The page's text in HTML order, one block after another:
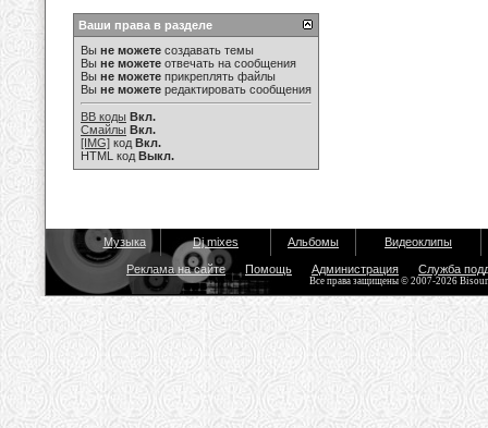
Ваши права в разделе
Вы не можете создавать темы
Вы не можете отвечать на сообщения
Вы не можете прикреплять файлы
Вы не можете редактировать сообщения
BB коды Вкл.
Смайлы Вкл.
[IMG] код Вкл.
HTML код Выкл.
Музыка Dj mixes Альбомы Видеоклипы
Реклама на сайте Помощь Администрация Служба
Все права защищены © 2007-2026